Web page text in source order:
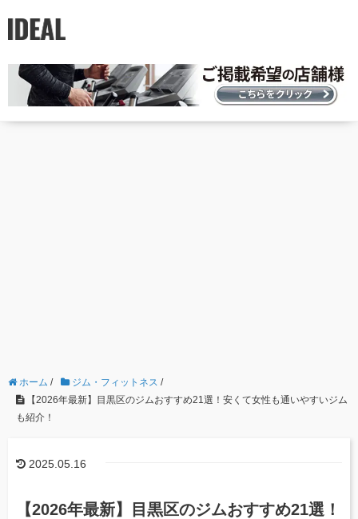
ホーム / ジム・フィットネス /
【2026年最新】目黒区のジムおすすめ21選！安くて女性も通いやすいジム
も紹介！
2025.05.16
【2026年最新】目黒区のジムおすすめ21選！